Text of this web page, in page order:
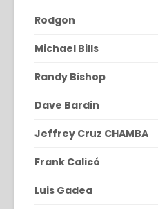
Rodgon
Michael Bills
Randy Bishop
Dave Bardin
Jeffrey Cruz CHAMBA
Frank Calicó
Luis Gadea